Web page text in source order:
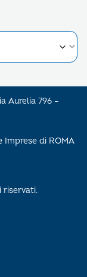
Aurelia 796 –
Imprese di ROMA
riservati.